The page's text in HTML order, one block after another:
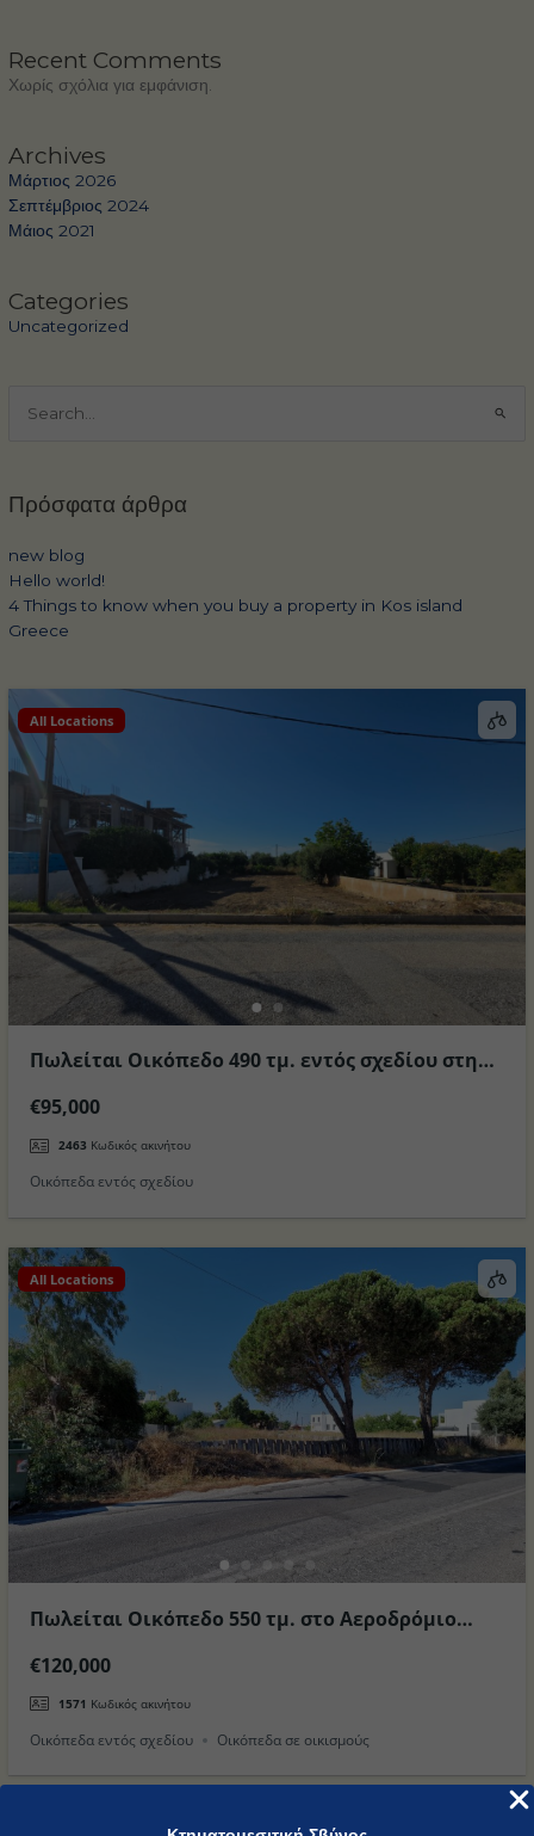
Recent Comments
Χωρίς σχόλια για εμφάνιση.
Archives
Μάρτιος 2026
Σεπτέμβριος 2024
Μάιος 2021
Categories
Uncategorized
για:
Πρόσφατα άρθρα
new blog
Hello world!
4 Things to know when you buy a property in Kos island
Greece
All Locations
Πωλείται Οικόπεδο 490 τμ. εντός σχεδίου στην
€95,000
2463 Κωδικός ακινήτου
Οικόπεδα εντός σχεδίου
All Locations
Πωλείται Οικόπεδο 550 τμ. στο Αεροδρόμιο
Νεα Τιμη )
€120,000
1571 Κωδικός ακινήτου
Οικόπεδα εντός σχεδίου Οικόπεδα σε οικισμούς